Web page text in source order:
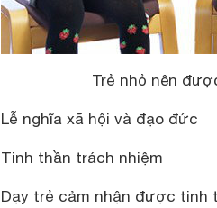
Trẻ nhỏ nên
Lễ nghĩa xã hội và đạo đức
Tinh thần trách nhiệm
Dạy trẻ cảm nhận được tinh